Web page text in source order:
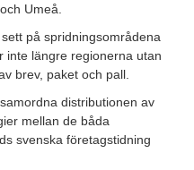
Umeå.
på spridningsområdena
inte längre regionerna utan
brev, paket och pall.
distributionen av
mellan de båda
svenska företagstidning